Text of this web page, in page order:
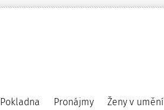
Pokladna Pronájmy Ženy v umění